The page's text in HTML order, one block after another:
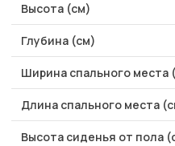
Высота (см)
Глубина (см)
Ширина спального места
Длина спального места
Высота сиденья от пола